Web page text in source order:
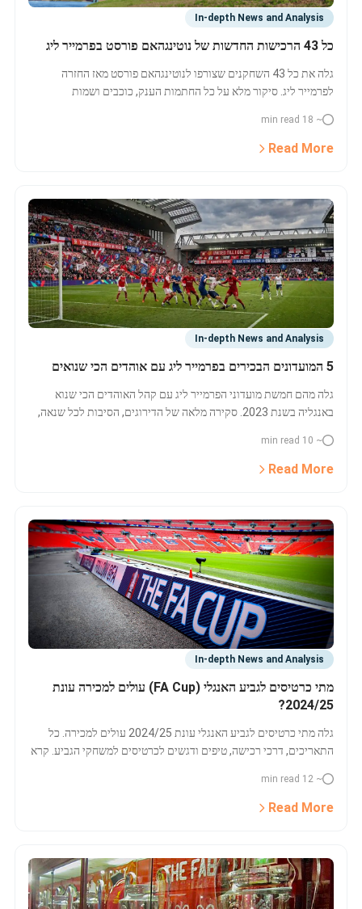
In-depth News and Analysis
כל 43 הרכישות החדשות של נוטינגהאם פורסט בפרמייר ליג
גלה את כל 43 השחקנים שצורפו לנוטינגהאם פורסט מאז החזרה
לפרמייר ליג. סיקור מלא על כל החתמות הענק, כוכבים ושמות
פורסט.
~ 18 min read
Read More
In-depth News and Analysis
5 המועדונים הבכירים בפרמייר ליג עם אוהדים הכי שנואים
גלה מהם חמשת מועדוני הפרמייר ליג עם קהל האוהדים הכי שנוא
באנגליה בשנת 2023. סקירה מלאה של הדירוגים, הסיבות לכל שנאה,
~ 10 min read
Read More
In-depth News and Analysis
מתי כרטיסים לגביע האנגלי (FA Cup) עולים למכירה עונת
2024/25?
גלה מתי כרטיסים לגביע האנגלי עונת 2024/25 עולים למכירה. כל
התאריכים, דרכי רכישה, טיפים ודגשים לכרטיסים למשחקי הגביע. קרא
~ 12 min read
Read More